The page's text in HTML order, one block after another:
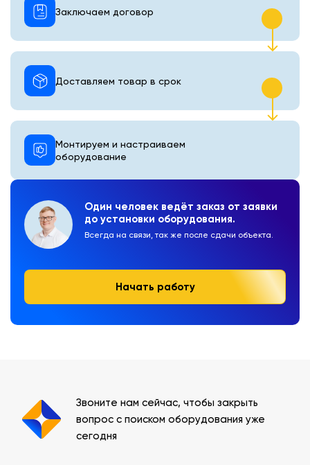
Один человек ведёт заказ от заявки
до установки оборудования.
Всегда на связи, так же после сдачи объекта.
Начать работу
Монтируем и настраиваем
оборудование
Доставляем товар в срок
Заключаем договор
Звоните нам сейчас, чтобы закрыть
вопрос с поиском оборудования уже
сегодня